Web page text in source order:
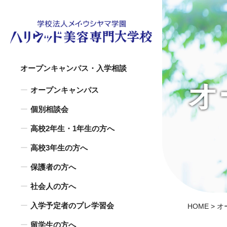
オ
HOME > オ
オープンキャンパス・入学相談
オープンキャンパス
個別相談会
高校2年生・1年生の方へ
高校3年生の方へ
保護者の方へ
社会人の方へ
入学予定者のプレ学習会
留学生の方へ